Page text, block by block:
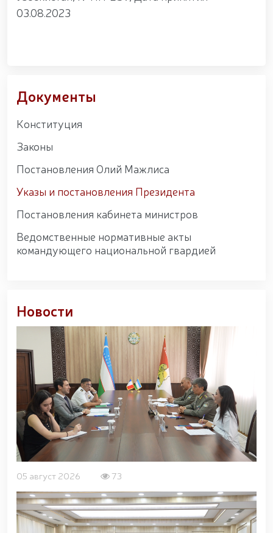
03.08.2023
Документы
Конституция
Законы
Постановления Олий Мажлиса
Указы и постановления Президента
Постановления кабинета министров
Ведомственные нормативные акты
командующего национальной гвардией
Новости
05 август 2026 73